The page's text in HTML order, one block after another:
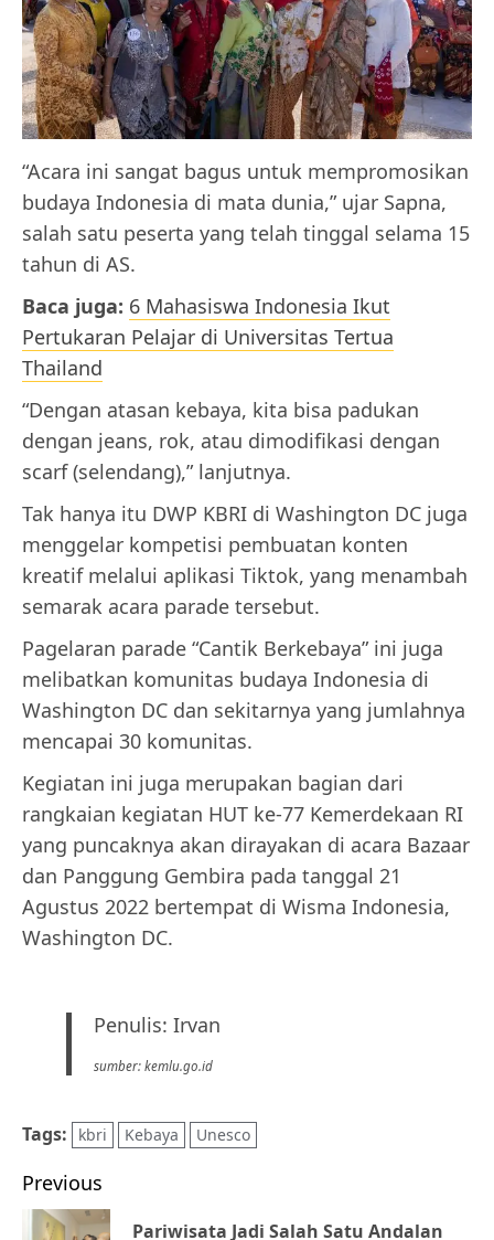
“Acara ini sangat bagus untuk mempromosikan
budaya Indonesia di mata dunia,” ujar Sapna,
salah satu peserta yang telah tinggal selama 15
tahun di AS.
Baca juga: 6 Mahasiswa Indonesia Ikut
Pertukaran Pelajar di Universitas Tertua
Thailand
“Dengan atasan kebaya, kita bisa padukan
dengan jeans, rok, atau dimodifikasi dengan
scarf (selendang),” lanjutnya.
Tak hanya itu DWP KBRI di Washington DC juga
menggelar kompetisi pembuatan konten
kreatif melalui aplikasi Tiktok, yang menambah
semarak acara parade tersebut.
Pagelaran parade “Cantik Berkebaya” ini juga
melibatkan komunitas budaya Indonesia di
Washington DC dan sekitarnya yang jumlahnya
mencapai 30 komunitas.
Kegiatan ini juga merupakan bagian dari
rangkaian kegiatan HUT ke-77 Kemerdekaan RI
yang puncaknya akan dirayakan di acara Bazaar
dan Panggung Gembira pada tanggal 21
Agustus 2022 bertempat di Wisma Indonesia,
Washington DC.
Penulis: Irvan
sumber: kemlu.go.id
Tags: kbri Kebaya Unesco
Post
navigation
Previous
Pariwisata Jadi Salah Satu Andalan